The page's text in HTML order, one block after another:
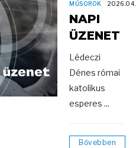
MŰSOROK
NAPI
ÜZENET
Lédeczi
Dénes római
katolikus
esperes ...
Bővebben